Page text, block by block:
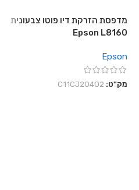
מדפסת הזרקת דיו פוטו צבעונית
Epson L8160
Epson
מק"ט: C11CJ20402